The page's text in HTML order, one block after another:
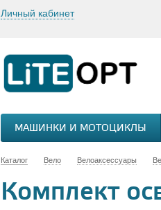
Личный кабинет
МАШИНКИ И МОТОЦИКЛЫ
Каталог Вело Велоаксессуары
Комплект